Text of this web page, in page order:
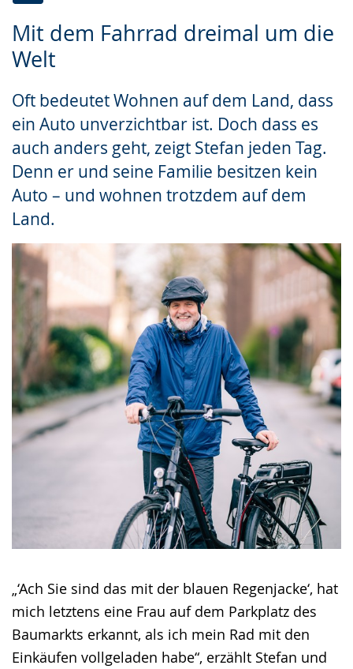
Mit dem Fahrrad dreimal um die
Welt
Oft bedeutet Wohnen auf dem Land, dass
ein Auto unverzichtbar ist. Doch dass es
auch anders geht, zeigt Stefan jeden Tag.
Denn er und seine Familie besitzen kein
Auto – und wohnen trotzdem auf dem
Land.
„‘Ach Sie sind das mit der blauen Regenjacke‘, hat
mich letztens eine Frau auf dem Parkplatz des
Baumarkts erkannt, als ich mein Rad mit den
Einkäufen vollgeladen habe“, erzählt Stefan und
Leichten
Sprache
Audio-
Unterstützung.
Video
in
Gebärdensprache
wird
angezeigt.